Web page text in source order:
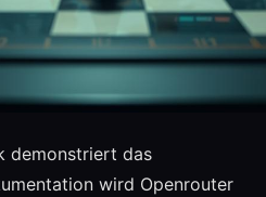
demonstriert das
wird Openrouter